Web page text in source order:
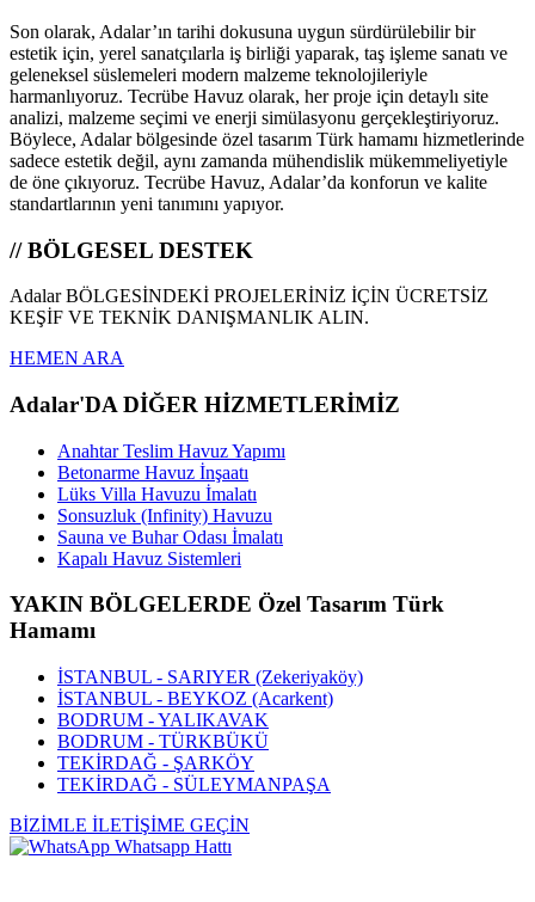
Son olarak, Adalar’ın tarihi dokusuna uygun sürdürülebilir bir
estetik için, yerel sanatçılarla iş birliği yaparak, taş işleme sanatı ve
geleneksel süslemeleri modern malzeme teknolojileriyle
harmanlıyoruz. Tecrübe Havuz olarak, her proje için detaylı site
analizi, malzeme seçimi ve enerji simülasyonu gerçekleştiriyoruz.
Böylece, Adalar bölgesinde özel tasarım Türk hamamı hizmetlerinde
sadece estetik değil, aynı zamanda mühendislik mükemmeliyetiyle
de öne çıkıyoruz. Tecrübe Havuz, Adalar’da konforun ve kalite
standartlarının yeni tanımını yapıyor.
// BÖLGESEL DESTEK
Adalar BÖLGESİNDEKİ PROJELERİNİZ İÇİN ÜCRETSİZ
KEŞİF VE TEKNİK DANIŞMANLIK ALIN.
HEMEN ARA
Adalar'DA DİĞER HİZMETLERİMİZ
Anahtar Teslim Havuz Yapımı
Betonarme Havuz İnşaatı
Lüks Villa Havuzu İmalatı
Sonsuzluk (Infinity) Havuzu
Sauna ve Buhar Odası İmalatı
Kapalı Havuz Sistemleri
YAKIN BÖLGELERDE Özel Tasarım Türk
Hamamı
İSTANBUL - SARIYER (Zekeriyaköy)
İSTANBUL - BEYKOZ (Acarkent)
BODRUM - YALIKAVAK
BODRUM - TÜRKBÜKÜ
TEKİRDAĞ - ŞARKÖY
TEKİRDAĞ - SÜLEYMANPAŞA
BİZİMLE İLETİŞİME GEÇİN
Whatsapp Hattı